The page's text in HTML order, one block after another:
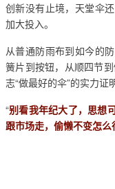
创新没有止境，天堂伞
加大投入。
从普通防雨布到如今的
簧片到按钮，从顺四节
志“做最好的伞”的实力证
“别看我年纪大了，思想
跟市场走，偷懒不变怎么